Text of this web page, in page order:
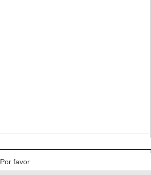
Por favor